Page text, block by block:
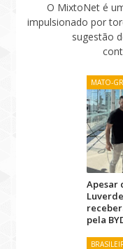
O MixtoNet é
impulsionado por
sugestão
MATO-
Apesar
pela